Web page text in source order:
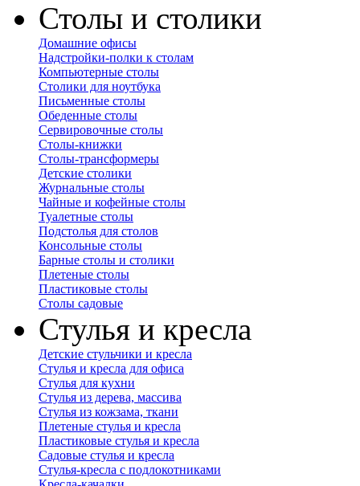
Столы и столики
Домашние офисы
Надстройки-полки к столам
Компьютерные столы
Столики для ноутбука
Письменные столы
Обеденные столы
Сервировочные столы
Столы-книжки
Столы-трансформеры
Детские столики
Журнальные столы
Чайные и кофейные столы
Туалетные столы
Подстолья для столов
Консольные столы
Барные столы и столики
Плетеные столы
Пластиковые столы
Столы садовые
Стулья и кресла
Детские стульчики и кресла
Стулья и кресла для офиса
Стулья для кухни
Стулья из дерева, массива
Стулья из кожзама, ткани
Плетеные стулья и кресла
Пластиковые стулья и кресла
Садовые стулья и кресла
Стулья-кресла с подлокотниками